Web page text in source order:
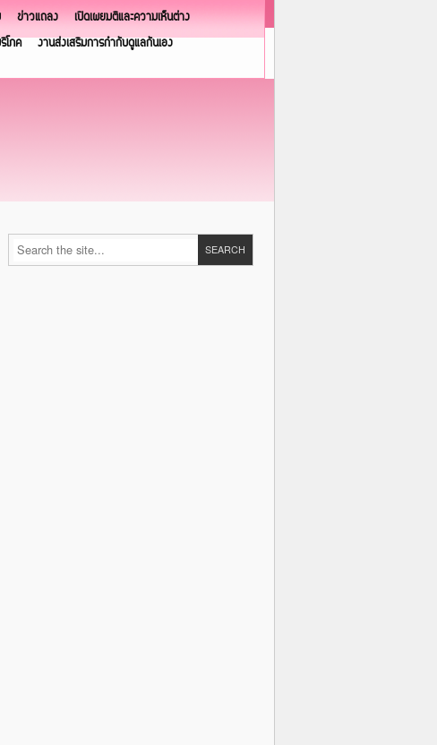
ข่าวแถลง
เปิดเผยมติและความเห็นต่าง
โภค
งานส่งเสริมการกำกับดูแลกันเอง